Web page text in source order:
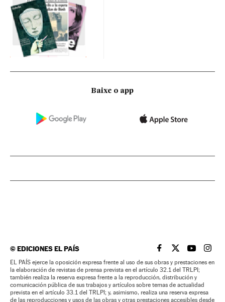
Baixe o app
©EDICIONES EL PAÍS EL PAÍS BRASIL EN
EL PAÍSEL PAÍS
EL
EL PAÍS ejerce la oposición expresa frente al uso de sus obras y prestaciones en
la elaboración de revistas de prensa prevista en el artículo 32.1 del TRLPI;
también realiza la reserva expresa frente a la reproducción, distribución y
comunicación pública de sus trabajos y artículos sobre temas de actualidad
prevista en el artículo 33.1 del TRLPI; y, asimismo, realiza una reserva expresa
de las reproducciones y usos de las obras y otras prestaciones accesibles desde